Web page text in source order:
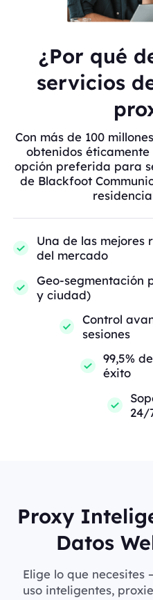
¿Por qué
servicios
Con más de 100
obtenidos éticamente
opción preferida para
de Blackfoot
Una de las
del mercado
Geo-segmentación
y ciudad)
Control
sesiones
99,5%
éxito
24/
Proxy
Datos
Elige lo que
uso inteligentes,